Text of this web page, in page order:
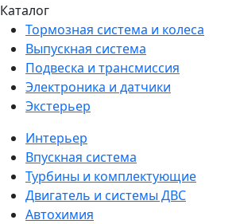
Каталог
Тормозная система и колеса
Выпускная система
Подвеска и трансмиссия
Электроника и датчики
Экстерьер
Интерьер
Впускная система
Турбины и комплектующие
Двигатель и системы ДВС
Автохимия